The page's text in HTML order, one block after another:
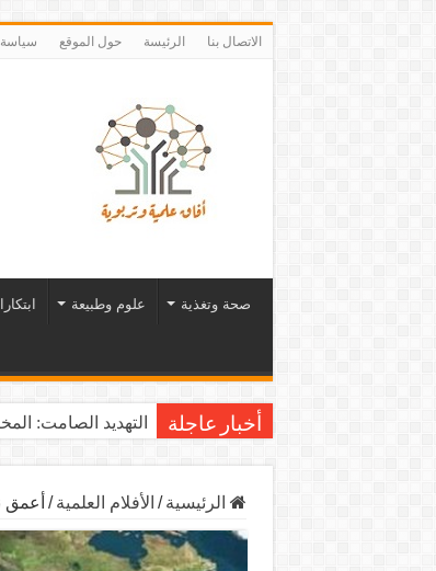
الاتصال بنا الرئيسة حول الموقع
صحة وتغذية علوم وطبيعة
أخبار عاجلة التهديد الصامت:
الرئيسية / الأفلام العلمية / أعمق